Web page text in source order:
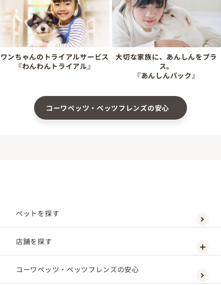
ワンちゃんのトライアルサービス
『わんわんトライアル』
大切な家族に、あんしんをプラ
ス。
『あんしんパック』
コーワペッツ・ペッツフレンズの安心
ペットを探す
店舗を探す
コーワペッツ・ペッツフレンズの安心